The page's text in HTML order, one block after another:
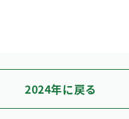
2024年に戻る